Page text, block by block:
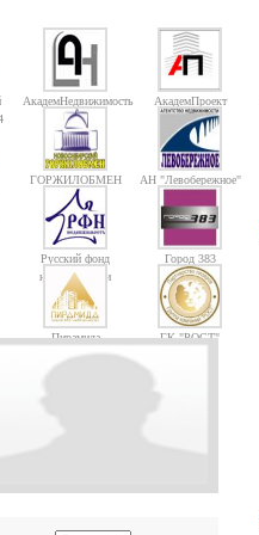
АкадемНедвижимость АкадемПроект
ГОРЖИЛОБМЕН АН "Левобережное"
Русский фонд
недвижимости
Город 383
Пирамида ГК "РОСТ"